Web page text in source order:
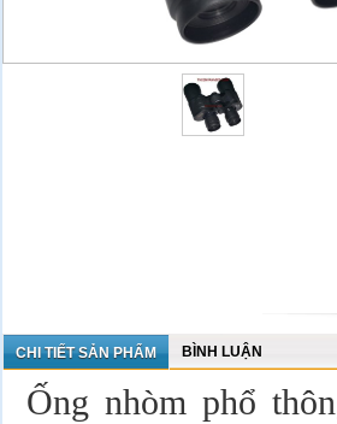
CHI TIẾT SẢN PHẨM BÌNH LUẬN
Ống nhòm phổ